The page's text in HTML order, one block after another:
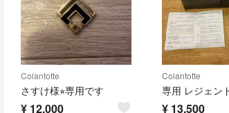
Colantotte
さすけ様⭐︎専用です
¥ 12,000
Colantotte
¥ 13,500